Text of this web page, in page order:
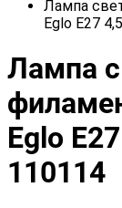
Лампа
Eglo E27
Лампа
Eglo
110114